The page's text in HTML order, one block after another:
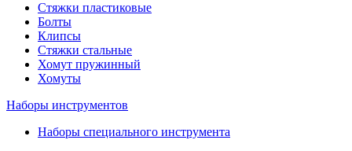
Стяжки пластиковые
Болты
Клипсы
Стяжки стальные
Хомут пружинный
Хомуты
Наборы инструментов
Наборы специального инструмента